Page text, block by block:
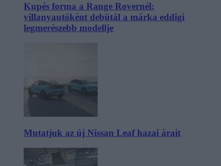
Kupés forma a Range Rovernél:
villanyautóként debütál a márka eddigi
legmerészebb modellje
Mutatjuk az új Nissan Leaf hazai árait